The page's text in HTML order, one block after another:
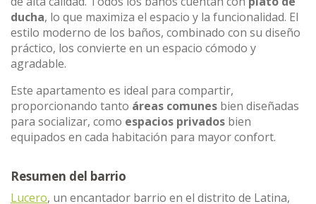
ducha, lo que maximiza el espacio y la funcionalidad. El
estilo moderno de los baños, combinado con su diseño
práctico, los convierte en un espacio cómodo y
agradable.
Este apartamento es ideal para compartir,
proporcionando tanto áreas comunes bien diseñadas
para socializar, como espacios privados bien
equipados en cada habitación para mayor confort.
Resumen del barrio
Lucero, un encantador barrio en el distrito de Latina,